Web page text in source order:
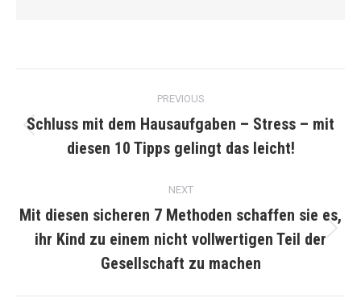
navigation
PREVIOUS
Previous
post:
Schluss mit dem Hausaufgaben – Stress – mit
diesen 10 Tipps gelingt das leicht!
NEXT
Next
post:
Mit diesen sicheren 7 Methoden schaffen sie es,
ihr Kind zu einem nicht vollwertigen Teil der
Gesellschaft zu machen